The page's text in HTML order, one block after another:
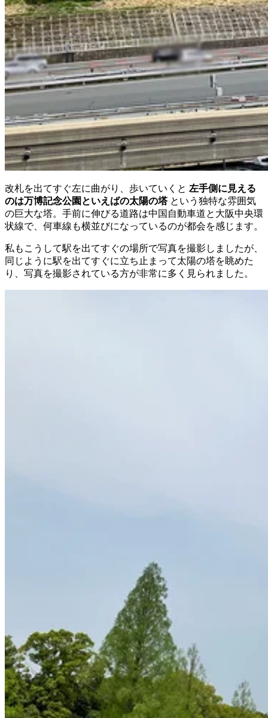
改札を出てすぐ左に曲がり、歩いていくと 左手側に見える
のは万博記念公園といえばの太陽の塔という独特な雰囲気
の巨大な塔。手前に伸びる道路は中国自動車道と大阪中央環
状線で、何車線も横並びになっているのが都会を感じます。
私もこうして駅を出てすぐの場所で写真を撮影しましたが、
同じように駅を出てすぐに立ち止まって太陽の塔を眺めた
り、写真を撮影されている方が非常に多く見られました。